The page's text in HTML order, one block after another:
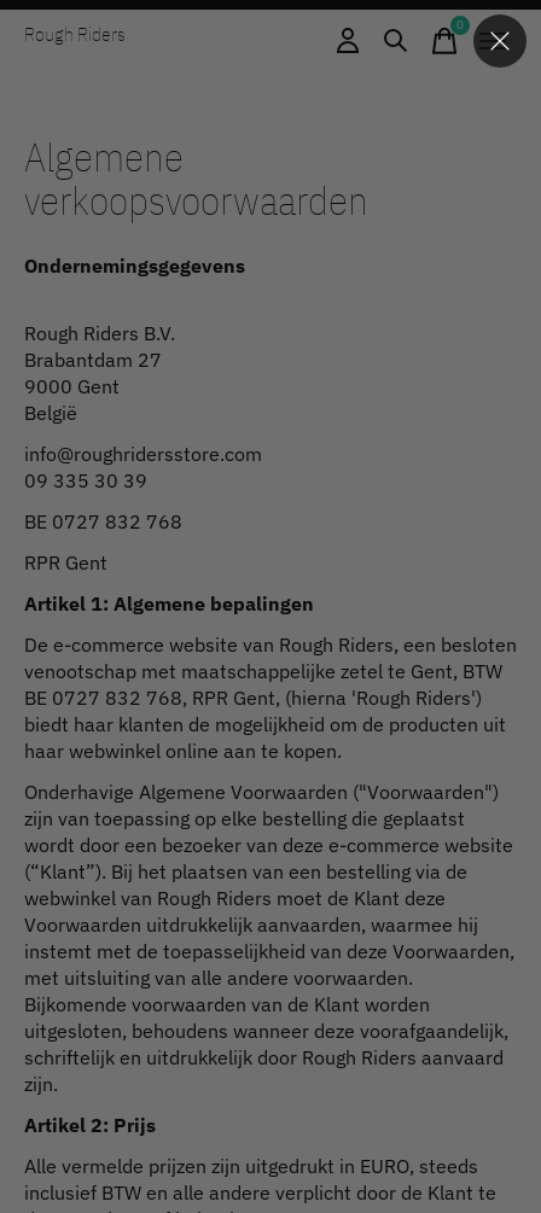
Rough Riders 0items
Algemene
verkoopsvoorwaarden
Ondernemingsgegevens
Rough Riders B.V.
Brabantdam 27
9000 Gent
België
info@roughridersstore.com
09 335 30 39
BE 0727 832 768
RPR Gent
Artikel 1: Algemene bepalingen
De e-commerce website van Rough Riders, een besloten
venootschap met maatschappelijke zetel te Gent, BTW
BE 0727 832 768, RPR Gent, (hierna 'Rough Riders')
biedt haar klanten de mogelijkheid om de producten uit
haar webwinkel online aan te kopen.
Onderhavige Algemene Voorwaarden ("Voorwaarden")
zijn van toepassing op elke bestelling die geplaatst
wordt door een bezoeker van deze e-commerce website
(“Klant”). Bij het plaatsen van een bestelling via de
webwinkel van Rough Riders moet de Klant deze
Voorwaarden uitdrukkelijk aanvaarden, waarmee hij
instemt met de toepasselijkheid van deze Voorwaarden,
met uitsluiting van alle andere voorwaarden.
Bijkomende voorwaarden van de Klant worden
uitgesloten, behoudens wanneer deze voorafgaandelijk,
schriftelijk en uitdrukkelijk door Rough Riders aanvaard
zijn.
Artikel 2: Prijs
Alle vermelde prijzen zijn uitgedrukt in EURO, steeds
inclusief BTW en alle andere verplicht door de Klant te